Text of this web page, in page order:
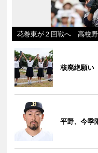
花巻東が２回戦へ 高校
核廃絶願い
平野、今季